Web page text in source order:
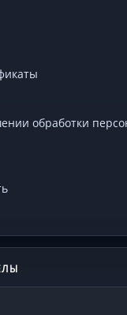
обработки